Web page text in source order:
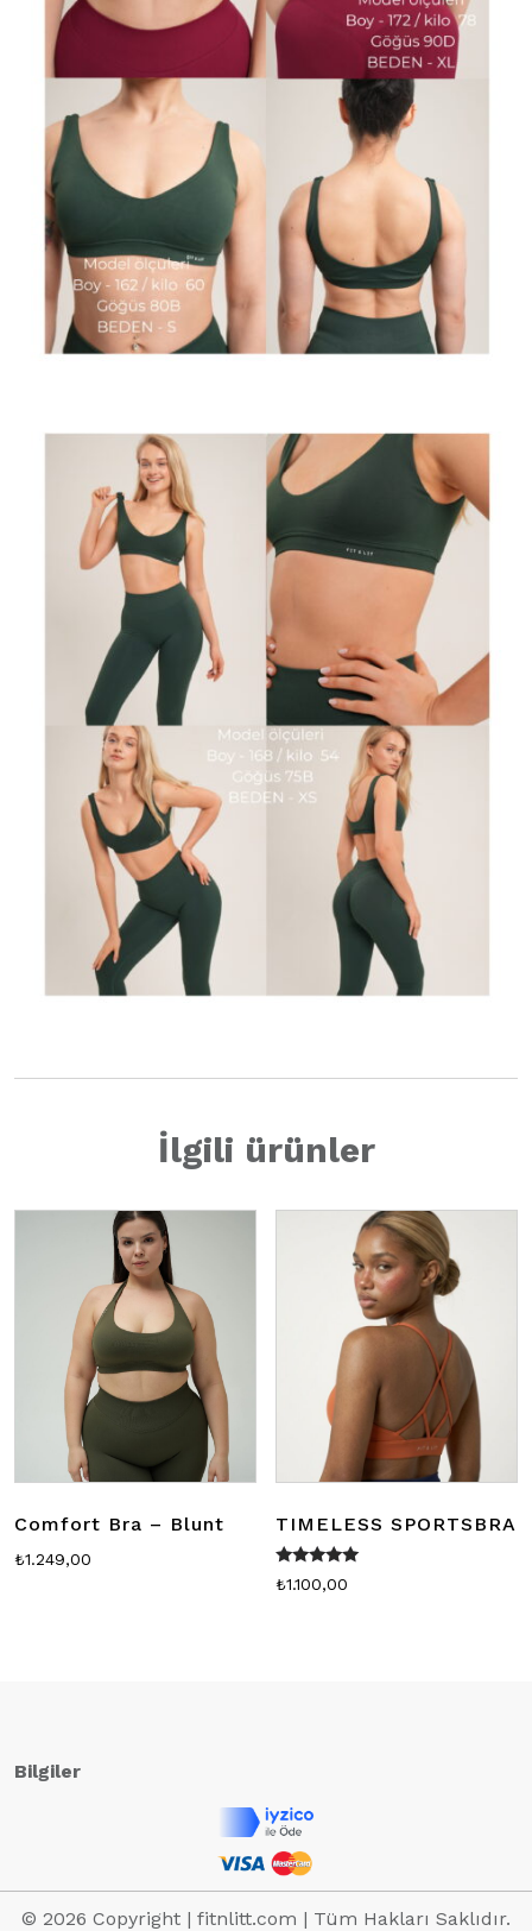
İlgili ürünler
Comfort Bra – Blunt
₺1.249,00
TIMELESS SPORTSBRA
5 üzerinden
5.00
₺1.100,00
Bilgiler
© 2026 Copyright | fitnlitt.com | Tüm Hakları Saklıdır.